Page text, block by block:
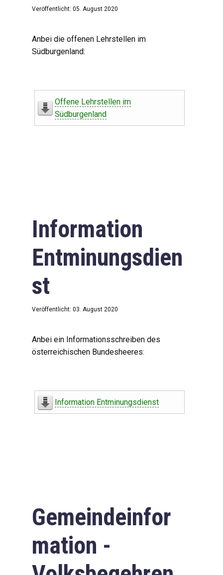
Veröffentlicht: 05. August 2020
Anbei die offenen Lehrstellen im
Südburgenland:
Offene Lehrstellen im
Südburgenland
Information
Entminungsdien
st
Veröffentlicht: 03. August 2020
Anbei ein Informationsschreiben des
österreichischen Bundesheeres:
Information Entminungsdienst
Gemeindeinfor
mation -